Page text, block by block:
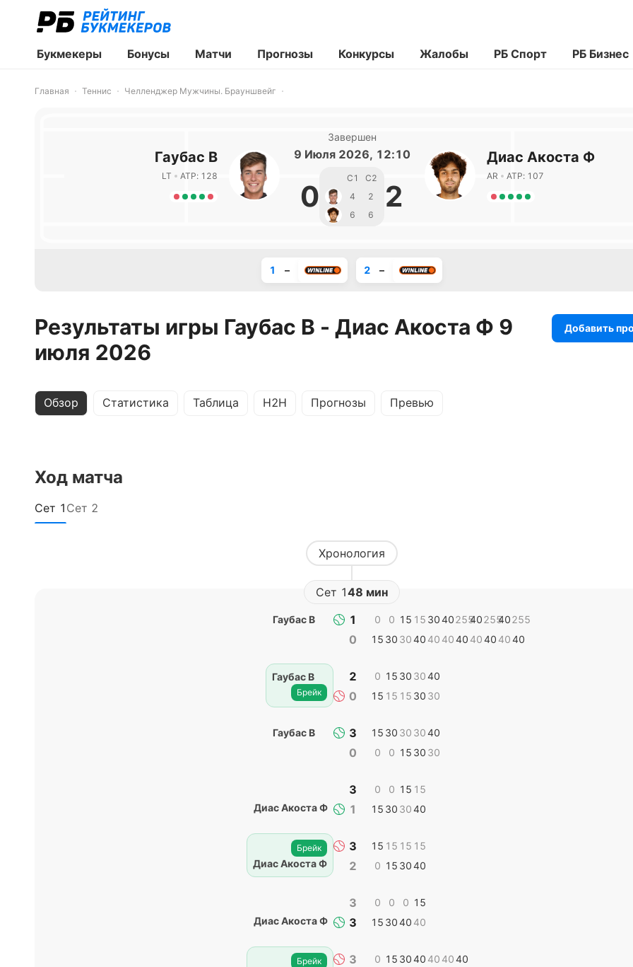
Букмекеры Бонусы Матчи Прогнозы Конкурсы Жалобы РБ Спорт РБ Бизнес
Главная Теннис Челленджер Мужчины. Брауншвейг
Гаубас В
LT ATP: 128
Завершен
9 Июля 2026, 12:10
0
С1
С2
4
2
6
6
2
Диас Акоста Ф
AR ATP: 107
1 – 2 –
Результаты игры Гаубас В - Диас Акоста Ф 9
июля 2026
Добавить
Обзор Статистика Таблица H2H Прогнозы Превью
Ход матча
Сет 1 Сет 2
Хронология
Сет 148 мин
Гаубас В
1
0
0
15
0
30
15
30
15
40
30
40
40
40
255
40
40
40
255
40
40
40
255
40
Гаубас В
Брейк
2
0
0
15
15
15
30
15
30
30
40
30
Гаубас В
3
0
15
0
30
0
30
15
30
30
40
30
Диас Акоста Ф
3
1
0
15
0
30
15
30
15
40
Брейк
Диас Акоста Ф
3
2
15
0
15
15
15
30
15
40
Диас Акоста Ф
3
3
0
15
0
30
0
40
15
40
Брейк
3
0 15 3040 40 4040